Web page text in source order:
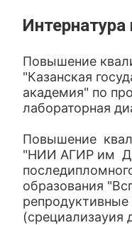
Интернатура
Повышение
"Казанская
академия" по
лабораторная
Повышение
"НИИ АГИР им
образования
репродуктивные
(срециализауия